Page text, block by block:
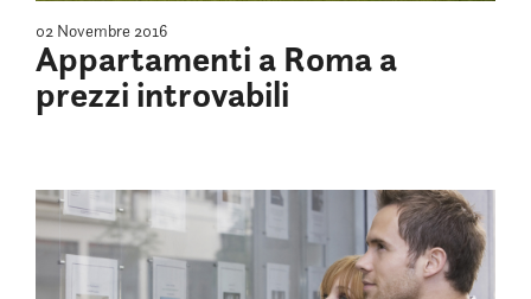
02 Novembre 2016
Appartamenti a Roma a
prezzi introvabili